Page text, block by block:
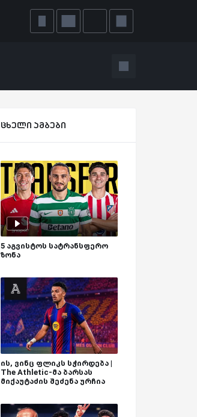
ცხელი ამბები
5 აგვისტოს სატრანსფერო
ზონა
ის, ვინც ფლიკს სჭირდება |
The Athletic-მა ბარსას
მიქაუტაძის შეძენა ურჩია